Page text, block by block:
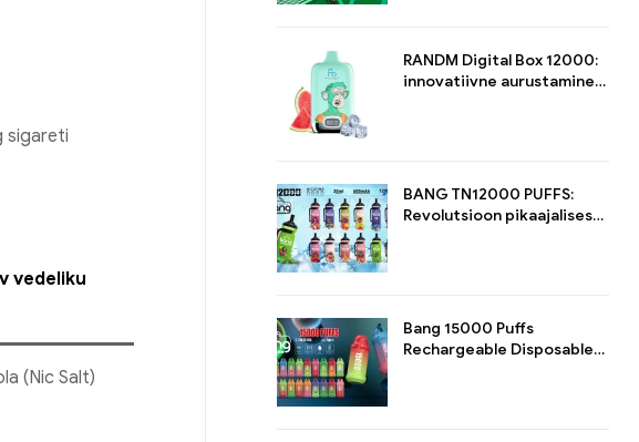
sigareti
vedeliku
(Nic Salt)
RANDM Digital Box 12000:
innovatiivne aurustamine
BANG TN12000 PUFFS:
Revolutsioon pikaajalises
Bang 15000 Puffs
Rechargeable Disposable